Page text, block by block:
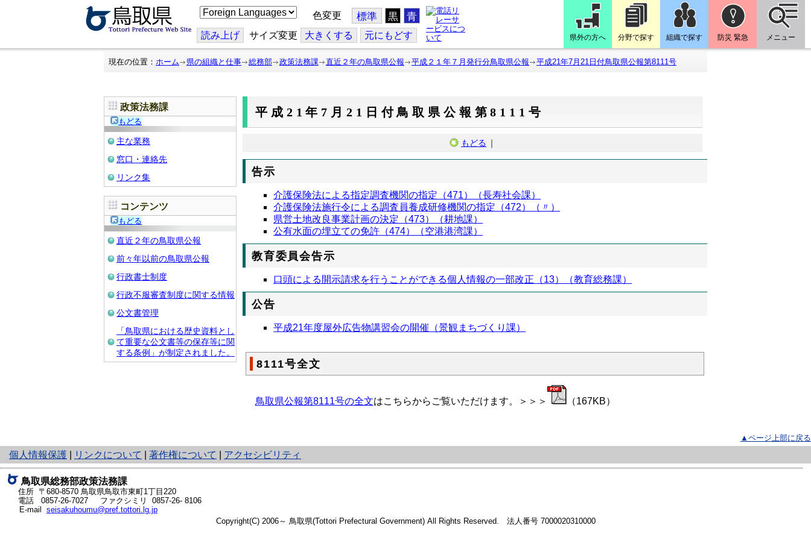
こ
の
ジ
を
翻
色変更 標準 黒 青
読み上げ サイズ変更 大きくする 元にもどす 県外の方へ 分野で探す 組織で探す 防災 緊急 メニュー
現在の位置： ホーム 県の組織と仕事 総務部 政策法務課 直近２年の鳥取県公報 平成２１年７月発行分鳥取県公報 平成21年7月21日付鳥取県公報第8111号
政策法務課
もどる
主な業務
窓口・連絡先
リンク集
コンテンツ
もどる
直近２年の鳥取県公報
前々年以前の鳥取県公報
行政書士制度
行政不服審査制度に関する情報
公文書管理
「鳥取県における歴史資料とし
て重要な公文書等の保存等に関
する条例」が制定されました。
平成21年7月21日付鳥取県公報第8111号
もどる ｜
告示
介護保険法による指定調査機関の指定（471）（長寿社会課）
介護保険法施行令による調査員養成研修機関の指定（472）（〃）
県営土地改良事業計画の決定（473）（耕地課）
公有水面の埋立ての免許（474）（空港港湾課）
教育委員会告示
口頭による開示請求を行うことができる個人情報の一部改正（13）（教育総務課）
公告
平成21年度屋外広告物講習会の開催（景観まちづくり課）
8111号全文
鳥取県公報第8111号の全文はこちらからご覧いただけます。＞＞＞ （167KB）
▲ページ上部に戻る
個人情報保護
と
り
ネ
ッ
ト
へ
リンクについて 著作権について アクセシビリティ
鳥取県総務部政策法務課
住所 〒680-8570 鳥取県鳥取市東町1丁目220
電話 0857-26-7027
ファクシミリ 0857-26- 8106
E-mail seisakuhoumu@pref.tottori.lg.jp
Copyright(C) 2006～ 鳥取県(Tottori Prefectural Government) All Rights Reserved. 法人番号 7000020310000